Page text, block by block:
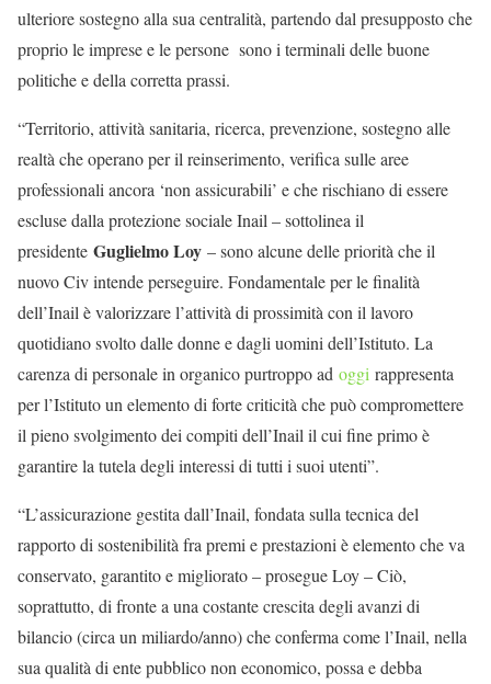
ulteriore sostegno alla sua centralità, partendo dal presupposto che
proprio le imprese e le persone sono i terminali delle buone
politiche e della corretta prassi.
“Territorio, attività sanitaria, ricerca, prevenzione, sostegno alle
realtà che operano per il reinserimento, verifica sulle aree
professionali ancora ‘non assicurabili’ e che rischiano di essere
escluse dalla protezione sociale Inail – sottolinea il
presidente Guglielmo Loy – sono alcune delle priorità che il
nuovo Civ intende perseguire. Fondamentale per le finalità
dell’Inail è valorizzare l’attività di prossimità con il lavoro
quotidiano svolto dalle donne e dagli uomini dell’Istituto. La
carenza di personale in organico purtroppo ad oggi rappresenta
per l’Istituto un elemento di forte criticità che può compromettere
il pieno svolgimento dei compiti dell’Inail il cui fine primo è
garantire la tutela degli interessi di tutti i suoi utenti”.
“L’assicurazione gestita dall’Inail, fondata sulla tecnica del
rapporto di sostenibilità fra premi e prestazioni è elemento che va
conservato, garantito e migliorato – prosegue Loy – Ciò,
soprattutto, di fronte a una costante crescita degli avanzi di
bilancio (circa un miliardo/anno) che conferma come l’Inail, nella
sua qualità di ente pubblico non economico, possa e debba